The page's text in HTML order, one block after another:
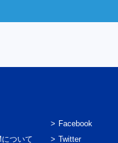
ついて
Facebook
Twitter